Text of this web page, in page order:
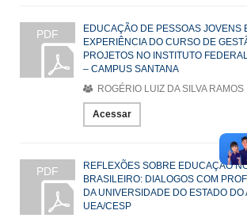
PDF
EDUCAÇÃO DE PESSOAS JOVENS
EXPERIÊNCIA DO CURSO DE
PROJETOS NO INSTITUTO
– CAMPUS SANTANA
ROGÉRIO LUIZ DA SILVA RAMOS
Acessar
PDF
REFLEXÕES SOBRE EDUCAÇÃO
BRASILEIRO: DIALOGOS COM
DA UNIVERSIDADE DO ESTADO DO
UEA/CESP